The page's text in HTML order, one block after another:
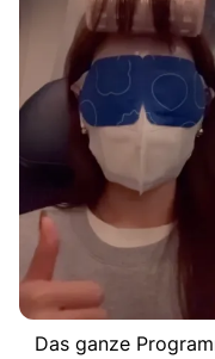
Das ganze